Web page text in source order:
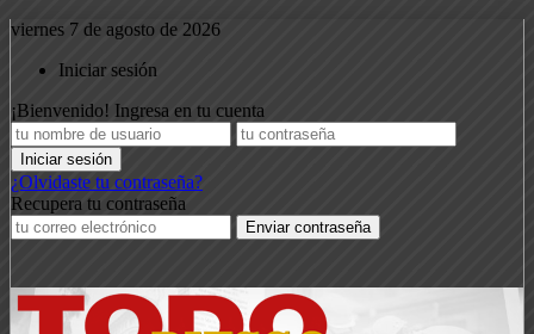
viernes 7 de agosto de 2026
Iniciar sesión
¡Bienvenido! Ingresa en tu cuenta
¿Olvidaste tu contraseña?
Recupera tu contraseña